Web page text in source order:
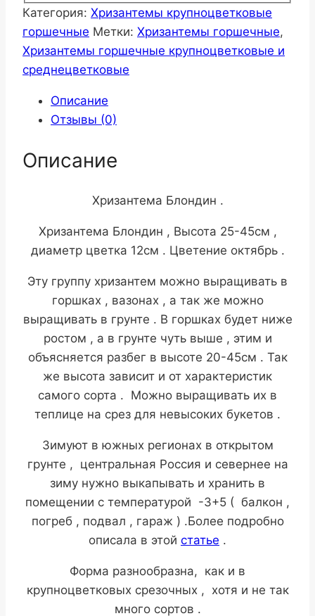
Категория: Хризантемы крупноцветковые
горшечные Метки: Хризантемы горшечные,
Хризантемы горшечные крупноцветковые и
среднецветковые
Описание
Отзывы (0)
Описание
Хризантема Блондин .
Хризантема Блондин , Высота 25-45см ,
диаметр цветка 12см . Цветение октябрь .
Эту группу хризантем можно выращивать в
горшках , вазонах , а так же можно
выращивать в грунте . В горшках будет ниже
ростом , а в грунте чуть выше , этим и
объясняется разбег в высоте 20-45см . Так
же высота зависит и от характеристик
самого сорта . Можно выращивать их в
теплице на срез для невысоких букетов .
Зимуют в южных регионах в открытом
грунте , центральная Россия и севернее на
зиму нужно выкапывать и хранить в
помещении с температурой -3+5 ( балкон ,
погреб , подвал , гараж ) .Более подробно
описала в этой статье .
Форма разнообразна, как и в
крупноцветковых срезочных , хотя и не так
много сортов .